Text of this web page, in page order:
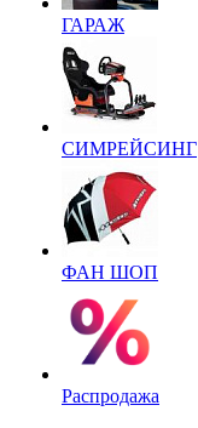
ГАРАЖ
СИМРЕЙСИНГ
ФАН ШОП
Распродажа